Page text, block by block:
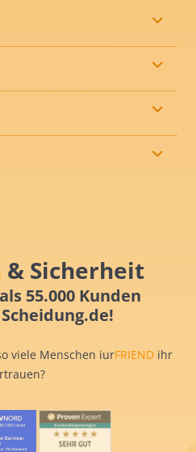
& Sicherheit
55.000 Kunden
viele Menschen iurFRIEND ihr